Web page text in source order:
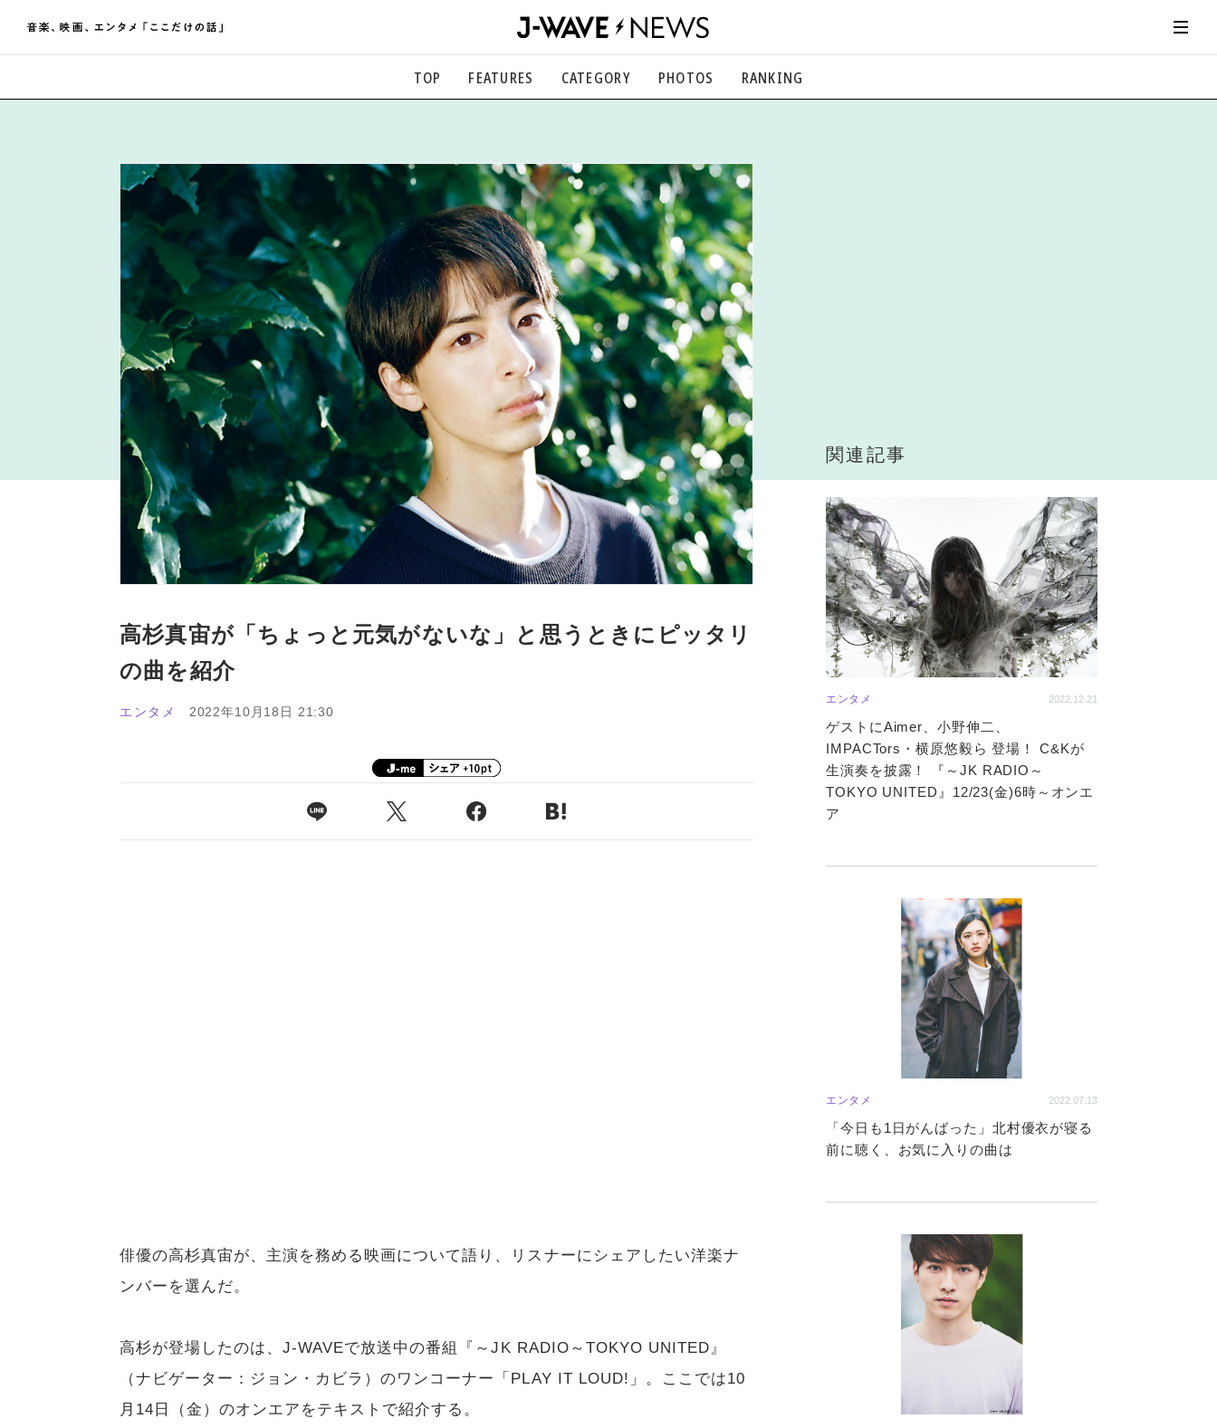
TOP FEATURES CATEGORY
映画、芸能、舞台、スポーツなど
カルチャー
アート、文芸、マンガなど
ライフスタイル
食、健康、美容…暮らし豊かに
社会
国内、海外の気になるトピック
PHOTOS RANKING
高杉真宙が「ちょっと元気がないな」と思うときにピッタリ
の曲を紹介
エンタメ 2022年10月18日 21:30
俳優の高杉真宙が、主演を務める映画について語り、リスナーにシェアしたい洋楽ナ
ンバーを選んだ。
高杉が登場したのは、J-WAVEで放送中の番組『～JK RADIO～TOKYO UNITED』
（ナビゲーター：ジョン・カビラ）のワンコーナー「PLAY IT LOUD!」。ここでは10
月14日（金）のオンエアをテキストで紹介する。
関連記事
エンタメ 2022.12.21
ゲストにAimer、小野伸二、
IMPACTors・横原悠毅ら 登場！ C&Kが
生演奏を披露！ 『～JK RADIO～
TOKYO UNITED』12/23(金)6時～オンエ
ア
エンタメ 2022.07.13
「今日も1日がんばった」北村優衣が寝る
前に聴く、お気に入りの曲は